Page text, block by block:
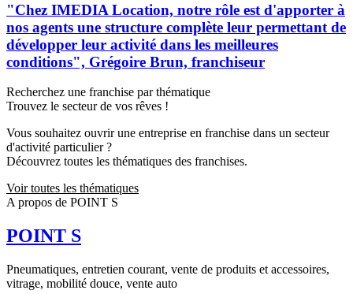
"Chez IMEDIA Location, notre rôle est d'apporter à
nos agents une structure complète leur permettant de
développer leur activité dans les meilleures
conditions", Grégoire Brun, franchiseur
Recherchez une franchise par thématique
Trouvez le secteur de vos rêves !
Vous souhaitez ouvrir une entreprise en franchise dans un secteur
d'activité particulier ?
Découvrez toutes les thématiques des franchises.
Voir toutes les thématiques
A propos de POINT S
POINT S
Pneumatiques, entretien courant, vente de produits et accessoires,
vitrage, mobilité douce, vente auto